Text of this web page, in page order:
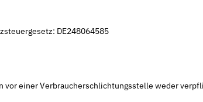
DE248064585
vor einer Verbraucherschlichtungsstelle weder